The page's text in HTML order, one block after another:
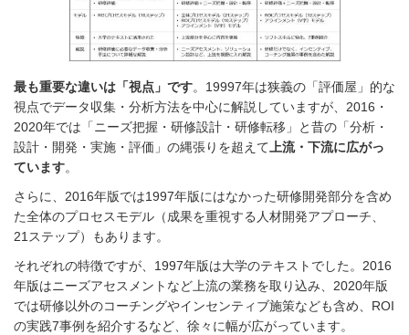
最も重要な違いは「視点」です。19997年は狭義の「評価屋」的な
視点でデータ収集・分析方法を中心に解説していますが、2016・
2020年では「ニーズ把握・研修設計・研修転移」と昔の「分析・
設計・開発・実施・評価」の縄張りを超えて上流・下流に広がっ
ています。
さらに、2016年版では1997年版にはなかった研修開発部分を含め
た全体のプロセスモデル（成果を重視する人材開発アプローチ、
21ステップ）もあります。
それぞれの特徴ですが、1997年版は大学のテキストでした。2016
年版はニーズアセスメントなど上流の業務を取り込み、2020年版
では研修以外のコーチングやインセンティブ施策なども含め、ROI
の実践7事例を紹介するなど、徐々に幅が広がっています。